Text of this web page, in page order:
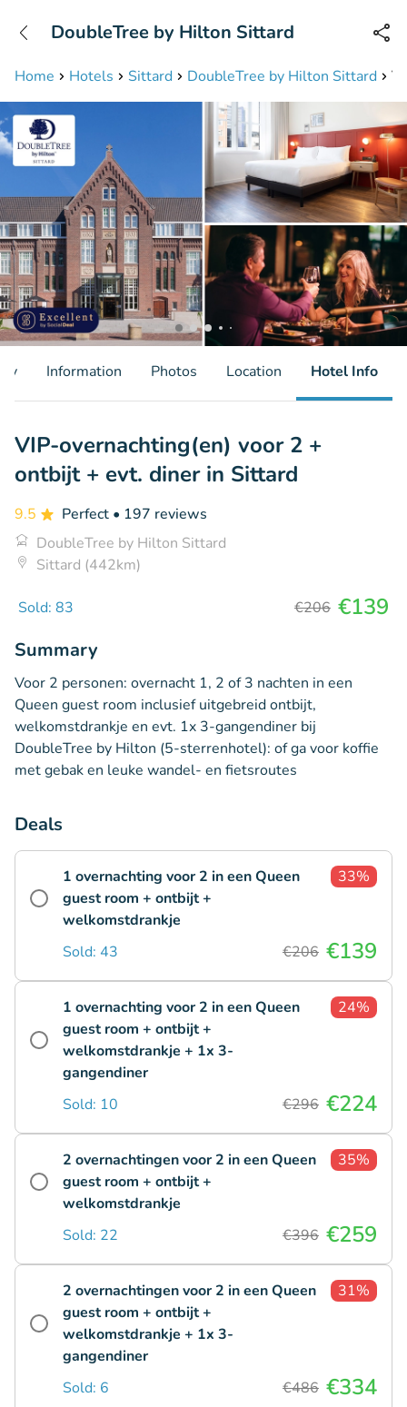
Available until 23:00
Home Hotels Sittard DoubleTree by Hilton Sittard
DoubleTree by Hilton Sittard
Information Photos Location Hotel Info
VIP-overnachting(en) voor 2 +
ontbijt + evt. diner in Sittard
9.5 Perfect • 197 reviews
DoubleTree by Hilton Sittard
Sittard (442km)
Sold: 83 €206 €139
Summary
Voor 2 personen: overnacht 1, 2 of 3 nachten in een
Queen guest room inclusief uitgebreid ontbijt,
welkomstdrankje en evt. 1x 3-gangendiner bij
DoubleTree by Hilton (5-sterrenhotel): of ga voor koffie
met gebak en leuke wandel- en fietsroutes
Deals
1 overnachting voor 2 in een Queen
guest room + ontbijt +
welkomstdrankje
33%
Sold: 43 €206 €139
1 overnachting voor 2 in een Queen
guest room + ontbijt +
welkomstdrankje + 1x 3-
gangendiner
24%
Sold: 10 €296 €224
2 overnachtingen voor 2 in een Queen
guest room + ontbijt +
welkomstdrankje
35%
Sold: 22 €396 €259
2 overnachtingen voor 2 in een Queen
guest room + ontbijt +
welkomstdrankje + 1x 3-
gangendiner
31%
Sold: 6 €486 €334